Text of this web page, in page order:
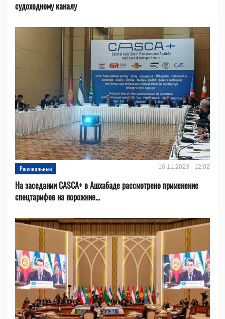
судоходному каналу
Региональный 16.11.2023 - 12:02
На заседании CASCA+ в Ашхабаде рассмотрено применение
спецтарифов на порожние...